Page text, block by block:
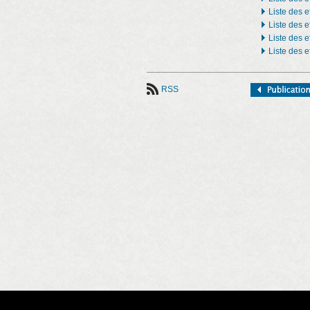
Liste des
Liste des
Liste des
Liste des
RSS